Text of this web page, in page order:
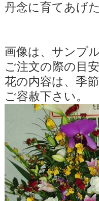
丹念に育てあげ
画像は、サンプ
ご注文の際の目
花の内容は、季
ご容赦下さい。